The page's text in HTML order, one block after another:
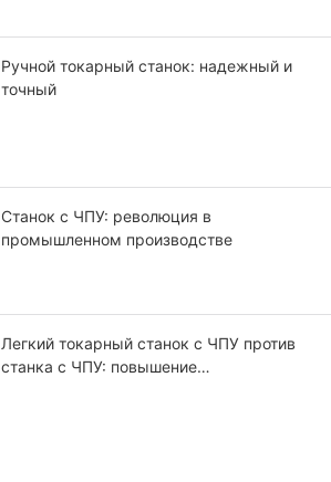
Ручной токарный станок: надежный и
точный
Станок с ЧПУ: революция в
промышленном производстве
Легкий токарный станок с ЧПУ против
станка с ЧПУ: повышение